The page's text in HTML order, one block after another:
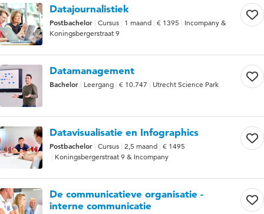
Datajournalistiek
Postbachelor Cursus 1 maand € 1395
Incompany &
Koningsbergerstraat 9
Datamanagement
Bachelor Leergang € 10.747 Utrecht Science Park
Datavisualisatie en Infographics
Postbachelor Cursus 2,5 maand € 1495
Koningsbergerstraat 9 & Incompany
De communicatieve organisatie -
interne communicatie